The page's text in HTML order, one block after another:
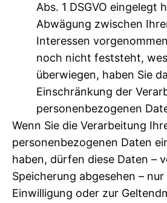
Abs. 1 DSGVO eingelegt
Abwägung zwischen
Interessen
noch nicht feststeht,
überwiegen, haben Sie
Einschränkung der
personenbezogenen
Wenn Sie die Verarbeitung
personenbezogenen Daten
haben, dürfen diese Daten –
Speicherung abgesehen –
Einwilligung oder zur